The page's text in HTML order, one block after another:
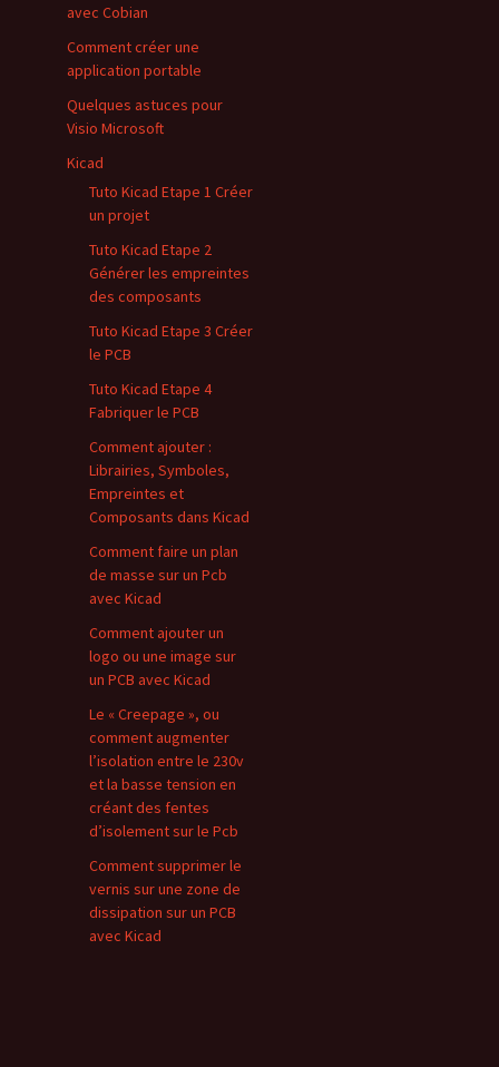
avec Cobian
Comment créer une
application portable
Quelques astuces pour
Visio Microsoft
Kicad
Tuto Kicad Etape 1 Créer
un projet
Tuto Kicad Etape 2
Générer les empreintes
des composants
Tuto Kicad Etape 3 Créer
le PCB
Tuto Kicad Etape 4
Fabriquer le PCB
Comment ajouter :
Librairies, Symboles,
Empreintes et
Composants dans Kicad
Comment faire un plan
de masse sur un Pcb
avec Kicad
Comment ajouter un
logo ou une image sur
un PCB avec Kicad
Le « Creepage », ou
comment augmenter
l’isolation entre le 230v
et la basse tension en
créant des fentes
d’isolement sur le Pcb
Comment supprimer le
vernis sur une zone de
dissipation sur un PCB
avec Kicad